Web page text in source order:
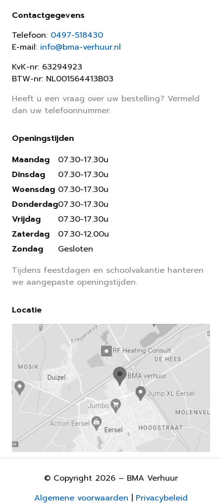
Contactgegevens
Telefoon: 0497-518430
E-mail: info@bma-verhuur.nl
KvK-nr: 63294923
BTW-nr: NL001564413B03
Heeft u een vraag over uw bestelling? Vermeld
dan uw telefoonnummer.
Openingstijden
Maandag
Dinsdag
Woensdag
Donderdag
Vrijdag
Zaterdag
Zondag
07.30-17.30u
07.30-17.30u
07.30-17.30u
07.30-17.30u
07.30-17.30u
07.30-12.00u
Gesloten
Tijdens feestdagen en schoolvakantie hanteren
we aangepaste openingstijden.
Locatie
© Copyright 2026 – BMA Verhuur
Algemene voorwaarden | Privacybeleid